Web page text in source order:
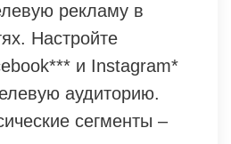
рекламу в
Настройте
и Instagram*
аудиторию.
сегменты –